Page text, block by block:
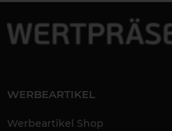
WERBEARTIKEL
Werbeartikel Shop